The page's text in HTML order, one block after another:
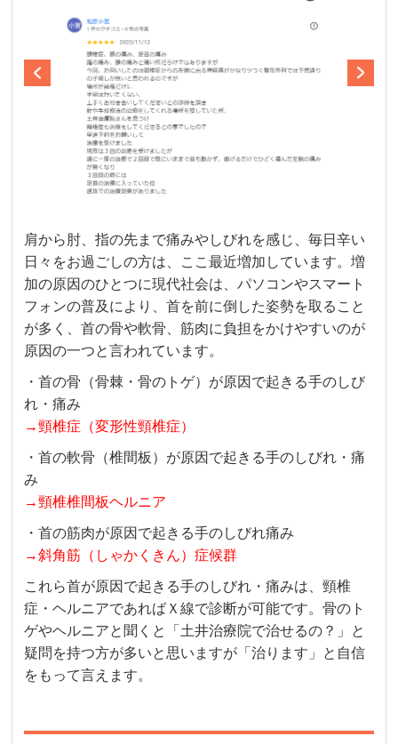
肩から肘、指の先まで痛みやしびれを感じ、毎日辛い
日々をお過ごしの方は、ここ最近増加しています。増
加の原因のひとつに現代社会は、パソコンやスマート
フォンの普及により、首を前に倒した姿勢を取ること
が多く、首の骨や軟骨、筋肉に負担をかけやすいのが
原因の一つと言われています。
・首の骨（骨棘・骨のトゲ）が原因で起きる手のしび
れ・痛み
→頸椎症（変形性頸椎症）
・首の軟骨（椎間板）が原因で起きる手のしびれ・痛
み
→頸椎椎間板ヘルニア
・首の筋肉が原因で起きる手のしびれ痛み
→斜角筋（しゃかくきん）症候群
これら首が原因で起きる手のしびれ・痛みは、頸椎
症・ヘルニアであればＸ線で診断が可能です。骨のト
ゲやヘルニアと聞くと「土井治療院で治せるの？」と
疑問を持つ方が多いと思いますが「治ります」と自信
をもって言えます。